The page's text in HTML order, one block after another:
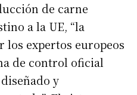
de carne
a la UE, “la
expertos europeos
de control oficial
y